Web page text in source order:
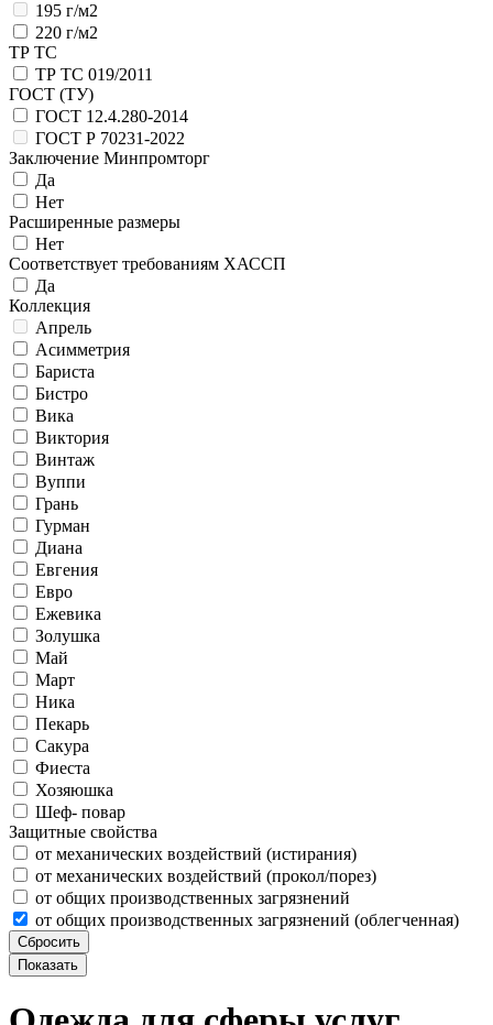
195 г/м2
220 г/м2
ТР ТС
ТР ТС 019/2011
ГОСТ (ТУ)
ГОСТ 12.4.280-2014
ГОСТ Р 70231-2022
Заключение Минпромторг
Да
Нет
Расширенные размеры
Нет
Соответствует требованиям ХАССП
Да
Коллекция
Апрель
Асимметрия
Бариста
Бистро
Вика
Виктория
Винтаж
Вуппи
Грань
Гурман
Диана
Евгения
Евро
Ежевика
Золушка
Май
Март
Ника
Пекарь
Сакура
Фиеста
Хозяюшка
Шеф- повар
Защитные свойства
от механических воздействий (истирания)
от механических воздействий (прокол/порез)
от общих производственных загрязнений
от общих производственных загрязнений (облегченная)